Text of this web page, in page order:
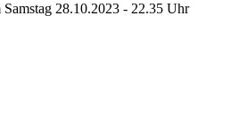
28.10.2023 - 22.35 Uhr